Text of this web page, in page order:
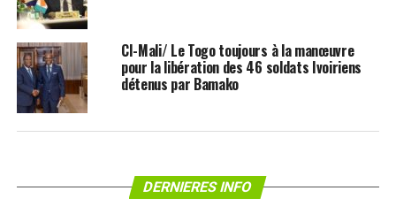
CI-Mali/ Le Togo toujours à la manœuvre
pour la libération des 46 soldats Ivoiriens
détenus par Bamako
DERNIERES INFO